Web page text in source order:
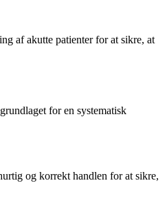
af akutte patienter for at sikre, at
for en systematisk
og korrekt handlen for at sikre,